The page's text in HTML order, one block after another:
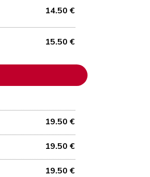
14.50 €
15.50 €
19.50 €
19.50 €
19.50 €